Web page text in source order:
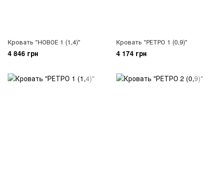
Кровать "НОВОЕ 1 (1,4)"
4 846 грн
Кровать "РЕТРО 1 (0,9)"
4 174 грн